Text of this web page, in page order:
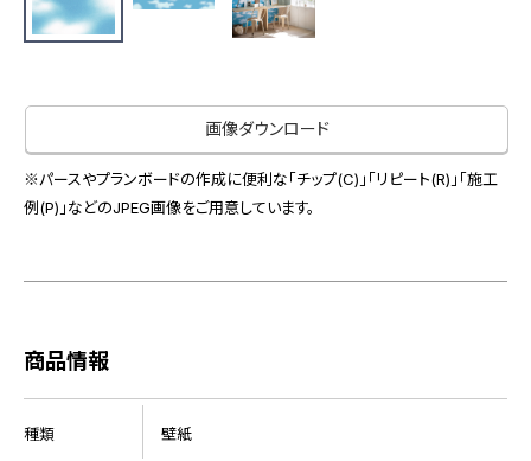
札幌ショールーム
お役立ち資料
スペースソリューション事業
オフィスソリューション事業
ファシリティソリューション事業
会社情報
会社情報
画像ダウンロード
※パースやプランボードの作成に便利な「チップ(C)」「リピート(R)」「施工
例(P)」などのJPEG画像をご用意しています。
商品情報
種類 壁紙